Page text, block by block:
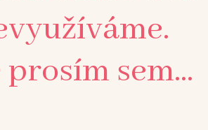
sem...